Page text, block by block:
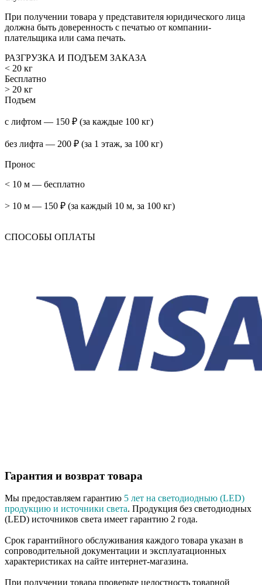
При получении товара у представителя юридического лица
должна быть доверенность с печатью от компании-
плательщика или сама печать.
РАЗГРУЗКА И ПОДЪЕМ ЗАКАЗА
< 20 кг
Бесплатно
> 20 кг
Подъем
с лифтом — 150 ₽ (за каждые 100 кг)
без лифта — 200 ₽ (за 1 этаж, за 100 кг)
Пронос
< 10 м — бесплатно
> 10 м — 150 ₽ (за каждый 10 м, за 100 кг)
СПОСОБЫ ОПЛАТЫ
Гарантия и возврат товара
Мы предоставляем гарантию 5 лет на светодиодныю (LED)
продукцию и источники света. Продукция без светодиодных
(LED) источников света имеет гарантию 2 года.
Срок гарантийного обслуживания каждого товара указан в
сопроводительной документации и эксплуатационных
характеристиках на сайте интернет-магазина.
При получении товара проверьте целостность товарной